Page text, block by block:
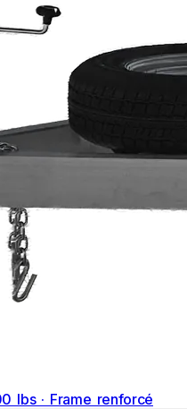
lbs · Frame renforcé